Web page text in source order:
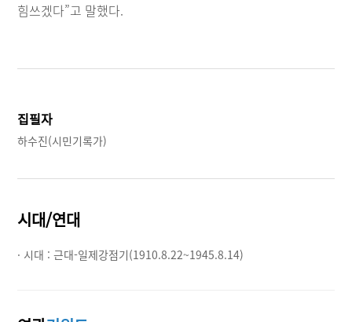
힘쓰겠다”고 말했다.
집필자
하수진(시민기록가)
시대/연대
· 시대 :근대-일제강점기(1910.8.22~1945.8.14)